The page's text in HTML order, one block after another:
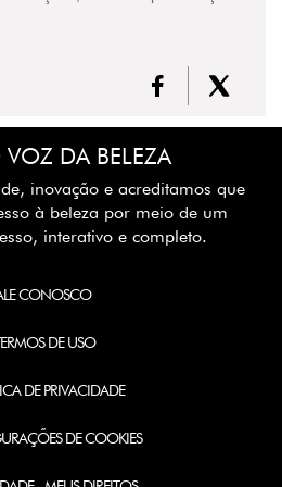
VOZ DA BELEZA
inovação e acreditamos que
à beleza por meio de um
interativo e completo.
CONOSCO
DE USO
DE PRIVACIDADE
DE COOKIES